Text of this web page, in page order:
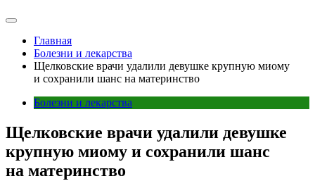
Главная
Болезни и лекарства
Щелковские врачи удалили девушке крупную миому
и сохранили шанс на материнство
Болезни и лекарства
Щелковские врачи удалили девушке
крупную миому и сохранили шанс
на материнство